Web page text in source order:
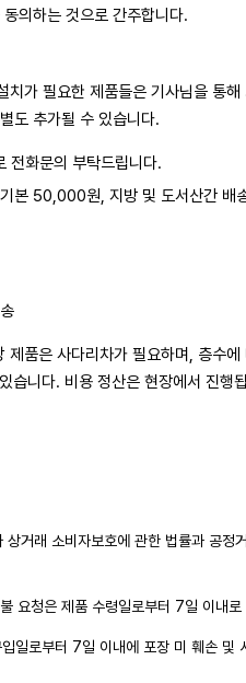
의하는 것으로 간주합니다.
치가 필요한 제품들은 기사님을 통
도 추가될 수 있습니다.
화문의 부탁드립니다.
본 50,000원, 지방 및 도서산간 배
품은 사다리차가 필요하며, 층수
니다. 비용 정산은 현장에서 진행
거래 소비자보호에 관한 법률과 공정
요청은 제품 수령일로부터 7일 이내로
일로부터 7일 이내에 포장 미 훼손 및